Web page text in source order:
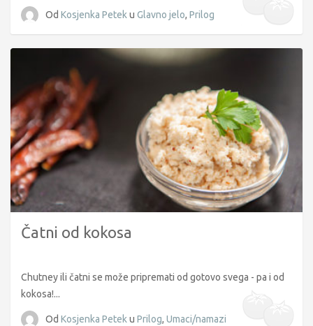
Od Kosjenka Petek u Glavno jelo, Prilog
Čatni od kokosa
Chutney ili čatni se može pripremati od gotovo svega - pa i od
kokosa!...
Od Kosjenka Peteku Prilog, Umaci/namazi